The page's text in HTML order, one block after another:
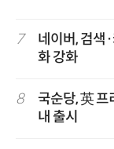
7
네이버, 검색
화 강화
8
국순당, 英
내 출시